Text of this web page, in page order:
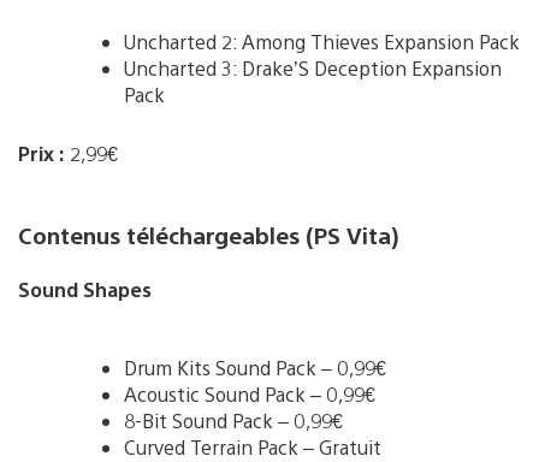
Uncharted 2: Among Thieves Expansion Pack
Uncharted 3: Drake’S Deception Expansion
Pack
Prix : 2,99€
Contenus téléchargeables (PS Vita)
Sound Shapes
Drum Kits Sound Pack – 0,99€
Acoustic Sound Pack – 0,99€
8-Bit Sound Pack – 0,99€
Curved Terrain Pack – Gratuit